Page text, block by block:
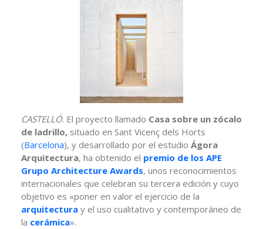
CASTELLÓ. El proyecto llamado Casa sobre un zócalo
de ladrillo, situado en Sant Vicenç dels Horts
(Barcelona), y desarrollado por el estudio Ágora
Arquitectura, ha obtenido el premio de los APE
Grupo Architecture Awards, unos reconocimientos
internacionales que celebran su tercera edición y cuyo
objetivo es «poner en valor el ejercicio de la
arquitectura y el uso cualitativo y contemporáneo de
la cerámica».